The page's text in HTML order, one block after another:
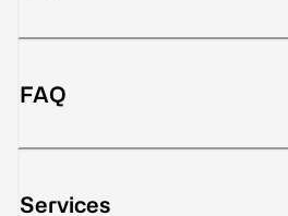
FAQ
Services